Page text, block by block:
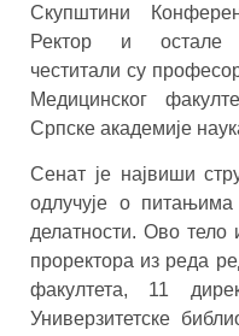
Скупштини
Ректор и остале
честитали су
Медицинског
Српске академије
Сенат је највиши
одлучује о
делатности. Ово
проректора из реда
факултета, 11
Универзитетске